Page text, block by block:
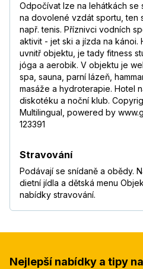
Odpočívat lze na lehátkách se
na dovolené vzdát sportu, ten
např. tenis. Příznivci vodních
aktivit - jet ski a jízda na kánoi.
uvnitř objektu, je tady fitness
jóga a aerobik. V objektu je
spa, sauna, parní lázeň,
masáže a hydroterapie. Hotel
diskotéku a noční klub.
Multilingual, powered by
123391
Stravování
Podávají se snídaně a obědy.
dietní jídla a dětská menu
nabídky stravování.
Nejlepší nabídky a tipy